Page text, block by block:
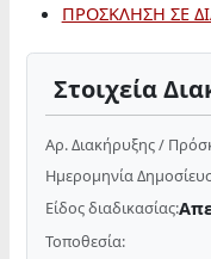
ΠΡΟΣΚΛΗΣΗ ΣΕ
Στοιχεία
Αρ. Διακήρυξης /
Ημερομηνία
Είδος διαδικασίας:
Τοποθεσία: